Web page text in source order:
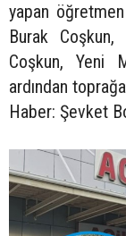
yapan
Burak
Coşkun, Yeni
ardından
Haber: Şevket